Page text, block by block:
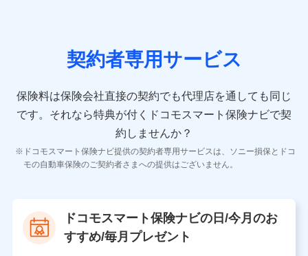
険契約に関する情報。例として、保険契約者及び被保険
者の氏名、住所、生年月日、性別、保険契約者と被保険
報、建物の構造や築年数などの情報、ペットの種類や年
齢などの情報などが含まれます。
【共同して利用する者の範囲】
当社
当社又は株式会社NTTドコモが提供する保険関連サービ
スにおけるユーザ登録受付および管理のため
契約者専用サービス
保険料は保険会社直接の契約でも代理店を通しても同じ
です。 それなら特典が付くドコモスマート保険ナビで契
約しませんか？
ドコモスマート保険ナビ提供の契約者専用サービスは、ソニー損保とドコ
モの自動車保険のご契約者さまへの提供はございません。
ドコモスマート保険ナビの日/今月のお
すすめ/毎月プレゼント